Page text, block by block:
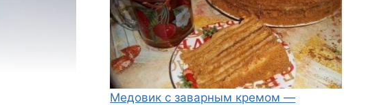
Медовик с заварным кремом —